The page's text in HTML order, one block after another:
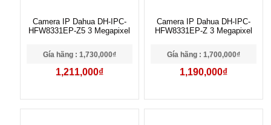
Camera IP Dahua DH-IPC-
HFW8331EP-Z5 3 Megapixel
Gía hãng : 1,730,000₫
1,211,000₫
Camera IP Dahua DH-IPC-
HFW8331EP-Z 3 Megapixel
Gía hãng : 1,700,000₫
1,190,000₫